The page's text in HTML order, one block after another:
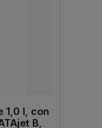
1,0 l, con
B,